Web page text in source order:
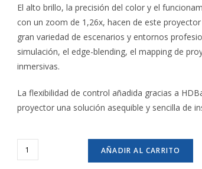
El alto brillo, la precisión del color y el
con un zoom de 1,26x, hacen de este
gran variedad de escenarios y entornos
simulación, el edge-blending, el mapping de
inmersivas.
La flexibilidad de control añadida gracias a
proyector una solución asequible y sencilla de
Proyector
Optoma
AÑADIR AL CARRITO